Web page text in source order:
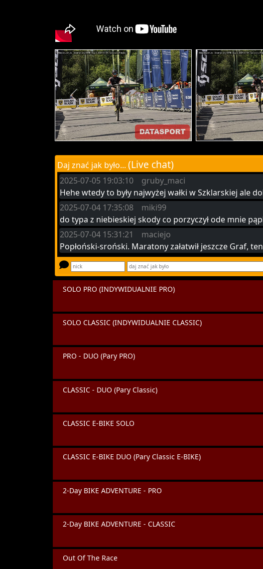
Daj znać jak było... (Live chat)
2025-07-05 19:03:10 gruby_maci
Hehe wtedy to były najwyżej wałki w Szklarskiej ale
2025-07-04 17:35:08 miki99
do typa z niebieskiej skody co porzyczył ode mnie
2025-07-04 15:31:21 maciejo
Popłoński-sroński. Maratony załatwił jeszcze Graf,
SOLO PRO (INDYWIDUALNIE PRO)
SOLO CLASSIC (INDYWIDUALNIE CLASSIC)
PRO - DUO (Pary PRO)
CLASSIC - DUO (Pary Classic)
CLASSIC E-BIKE SOLO
CLASSIC E-BIKE DUO (Pary Classic E-BIKE)
2-Day BIKE ADVENTURE - PRO
2-Day BIKE ADVENTURE - CLASSIC
Out Of The Race